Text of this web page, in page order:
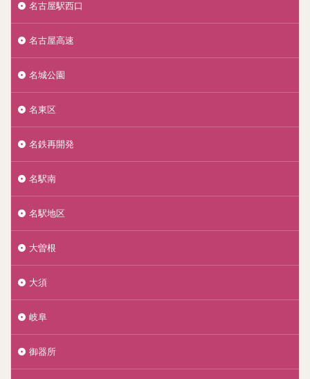
名古屋駅西口
名古屋高速
名城公園
名東区
名鉄再開発
名駅南
名駅地区
大曽根
大須
岐阜
御器所